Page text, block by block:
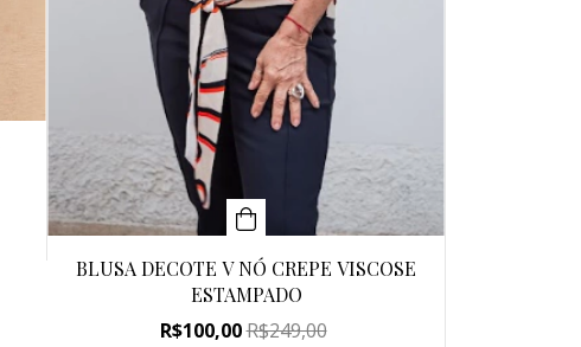
BLUSA DECOTE V NÓ CREPE VISCOSE
ESTAMPADO
R$100,00R$249,00